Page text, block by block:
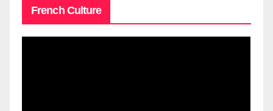
French Culture